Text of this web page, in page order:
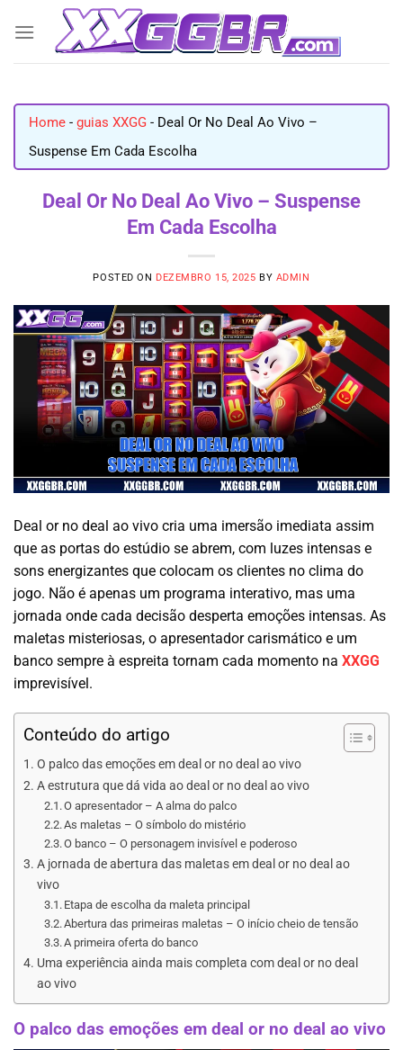
Home - guias XXGG - Deal Or No Deal Ao Vivo –
Suspense Em Cada Escolha
Deal Or No Deal Ao Vivo – Suspense
Em Cada Escolha
POSTED ON DEZEMBRO 15, 2025 BY ADMIN
Deal or no deal ao vivo cria uma imersão imediata assim
que as portas do estúdio se abrem, com luzes intensas e
sons energizantes que colocam os clientes no clima do
jogo. Não é apenas um programa interativo, mas uma
jornada onde cada decisão desperta emoções intensas. As
maletas misteriosas, o apresentador carismático e um
banco sempre à espreita tornam cada momento na XXGG
imprevisível.
Conteúdo do artigo
O palco das emoções em deal or no deal ao vivo
A estrutura que dá vida ao deal or no deal ao vivo
O apresentador – A alma do palco
As maletas – O símbolo do mistério
O banco – O personagem invisível e poderoso
A jornada de abertura das maletas em deal or no deal ao
vivo
Etapa de escolha da maleta principal
Abertura das primeiras maletas – O início cheio de tensão
A primeira oferta do banco
Uma experiência ainda mais completa com deal or no deal
ao vivo
O palco das emoções em deal or no deal ao vivo